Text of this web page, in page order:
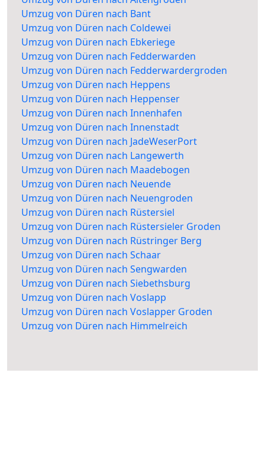
Umzug von Düren nach Bant
Umzug von Düren nach Coldewei
Umzug von Düren nach Ebkeriege
Umzug von Düren nach Fedderwarden
Umzug von Düren nach Fedderwardergroden
Umzug von Düren nach Heppens
Umzug von Düren nach Heppenser
Umzug von Düren nach Innenhafen
Umzug von Düren nach Innenstadt
Umzug von Düren nach JadeWeserPort
Umzug von Düren nach Langewerth
Umzug von Düren nach Maadebogen
Umzug von Düren nach Neuende
Umzug von Düren nach Neuengroden
Umzug von Düren nach Rüstersiel
Umzug von Düren nach Rüstersieler Groden
Umzug von Düren nach Rüstringer Berg
Umzug von Düren nach Schaar
Umzug von Düren nach Sengwarden
Umzug von Düren nach Siebethsburg
Umzug von Düren nach Voslapp
Umzug von Düren nach Voslapper Groden
Umzug von Düren nach Himmelreich